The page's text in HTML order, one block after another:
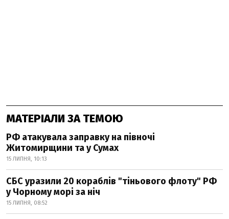
МАТЕРІАЛИ ЗА ТЕМОЮ
РФ атакувала заправку на півночі
Житомирщини та у Сумах
15 ЛИПНЯ, 10:13
СБС уразили 20 кораблів "тіньового флоту" РФ
у Чорному морі за ніч
15 ЛИПНЯ, 08:52